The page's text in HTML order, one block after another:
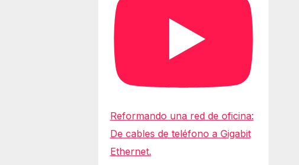
Reformando una red de oficina:
De cables de teléfono a Gigabit
Ethernet.